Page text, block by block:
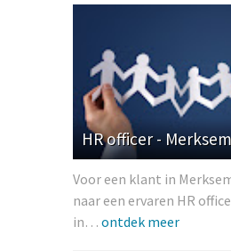
HR officer - Merksem
Voor een klant in
naar een ervaren HR
in… ontdek meer